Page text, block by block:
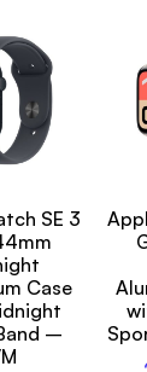
SE 3
Case
–